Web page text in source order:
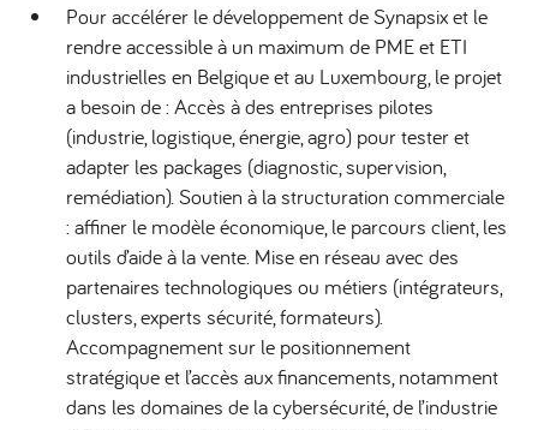
Pour accélérer le développement de Synapsix et le
rendre accessible à un maximum de PME et ETI
industrielles en Belgique et au Luxembourg, le projet
a besoin de : Accès à des entreprises pilotes
(industrie, logistique, énergie, agro) pour tester et
adapter les packages (diagnostic, supervision,
remédiation). Soutien à la structuration commerciale
: affiner le modèle économique, le parcours client, les
outils d’aide à la vente. Mise en réseau avec des
partenaires technologiques ou métiers (intégrateurs,
clusters, experts sécurité, formateurs).
Accompagnement sur le positionnement
stratégique et l’accès aux financements, notamment
dans les domaines de la cybersécurité, de l’industrie